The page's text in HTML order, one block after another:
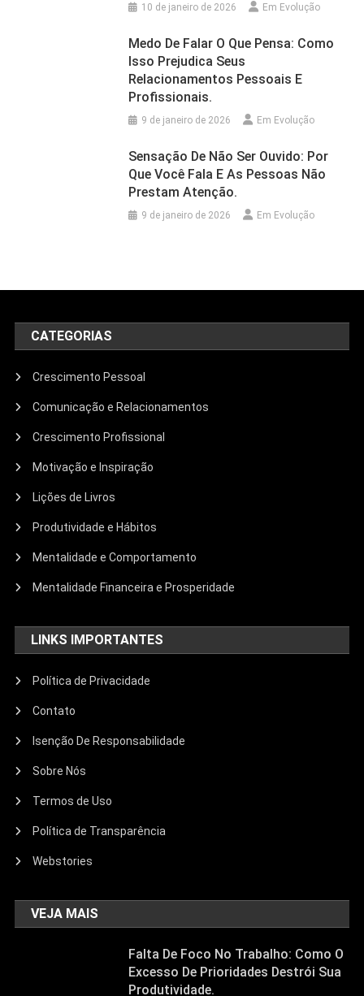
10 de janeiro de 2026 Em Evolução
Medo De Falar O Que Pensa: Como
Isso Prejudica Seus
Relacionamentos Pessoais E
Profissionais.
9 de janeiro de 2026 Em Evolução
Sensação De Não Ser Ouvido: Por
Que Você Fala E As Pessoas Não
Prestam Atenção.
9 de janeiro de 2026 Em Evolução
CATEGORIAS
Crescimento Pessoal
Comunicação e Relacionamentos
Crescimento Profissional
Motivação e Inspiração
Lições de Livros
Produtividade e Hábitos
Mentalidade e Comportamento
Mentalidade Financeira e Prosperidade
LINKS IMPORTANTES
Política de Privacidade
Contato
Isenção De Responsabilidade
Sobre Nós
Termos de Uso
Política de Transparência
Webstories
VEJA MAIS
Falta De Foco No Trabalho: Como O
Excesso De Prioridades Destrói Sua
Produtividade.